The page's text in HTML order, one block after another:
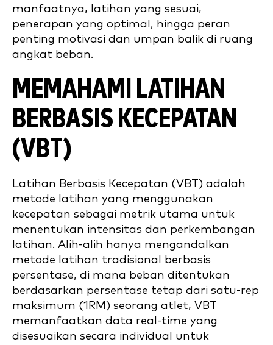
manfaatnya, latihan yang sesuai,
penerapan yang optimal, hingga peran
penting motivasi dan umpan balik di ruang
angkat beban.
MEMAHAMI LATIHAN
BERBASIS KECEPATAN
(VBT)
Latihan Berbasis Kecepatan (VBT) adalah
metode latihan yang menggunakan
kecepatan sebagai metrik utama untuk
menentukan intensitas dan perkembangan
latihan. Alih-alih hanya mengandalkan
metode latihan tradisional berbasis
persentase, di mana beban ditentukan
berdasarkan persentase tetap dari satu-rep
maksimum (1RM) seorang atlet, VBT
memanfaatkan data real-time yang
disesuaikan secara individual untuk